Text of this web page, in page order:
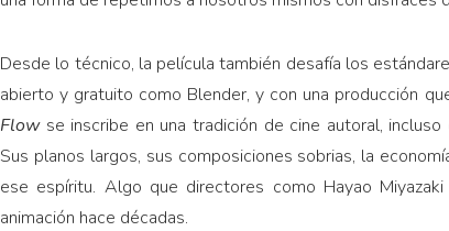
Desde lo técnico, la película también desafía los
abierto y gratuito como Blender, y con una producción
Flow se inscribe en una tradición de cine autoral,
Sus planos largos, sus composiciones sobrias, la
ese espíritu. Algo que directores como Hayao
animación hace décadas.